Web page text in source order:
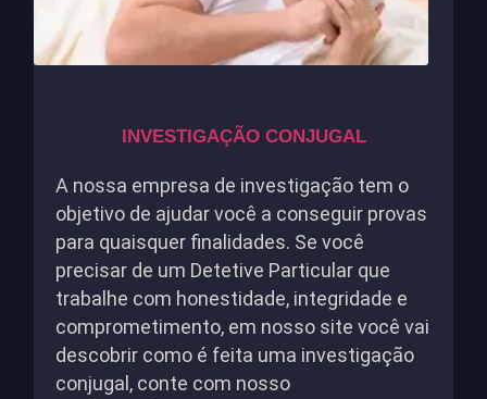
INVESTIGAÇÃO CONJUGAL
A nossa empresa de investigação tem o
objetivo de ajudar você a conseguir provas
para quaisquer finalidades. Se você
precisar de um Detetive Particular que
trabalhe com honestidade, integridade e
comprometimento, em nosso site você vai
descobrir como é feita uma investigação
conjugal, conte com nosso